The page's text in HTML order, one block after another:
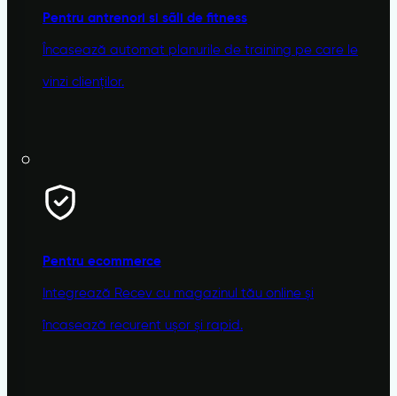
Pentru antrenori si sãli de fitness
Încasează automat planurile de training pe care le
vinzi clienților.
Pentru ecommerce
Integrează Recev cu magazinul tău online și
încasează recurent ușor și rapid.